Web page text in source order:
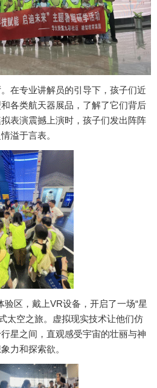
在专业讲解员的引导下，孩子们近
各类航天器展品，了解了它们背后
表演震撼上演时，孩子们发出阵阵
溢于言表。
区，戴上VR设备，开启了一场“星
太空之旅。虚拟现实技术让他们仿
星之间，直观感受宇宙的壮丽与神
力和探索欲。